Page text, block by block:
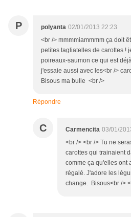
P polyanta 02/01/2013 22:23
<br /> mmmmiammmm ça doit
petites tagliatelles de carottes !
poireaux-saumon ce qui est
j'essaie aussi avec les<br />
Bisous ma bulle <br />
Répondre
C Carmencita 03/01/
<br /> <br /> Tu ne
carottes qui trainaient
comme ça qu'elles ont
régalé. J'adore les
change. Bisous<br />